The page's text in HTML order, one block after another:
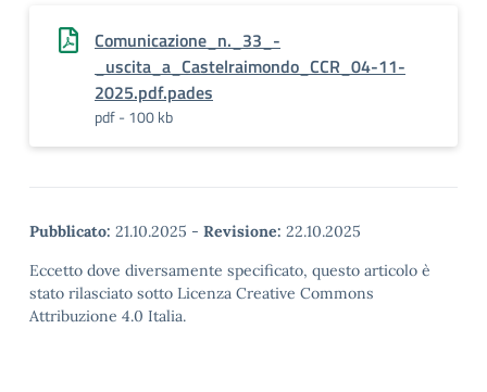
Comunicazione_n._33_-
_uscita_a_Castelraimondo_CCR_04-11-
2025.pdf.pades
pdf - 100 kb
Pubblicato: 21.10.2025 - Revisione: 22.10.2025
Eccetto dove diversamente specificato, questo articolo è
stato rilasciato sotto Licenza Creative Commons
Attribuzione 4.0 Italia.